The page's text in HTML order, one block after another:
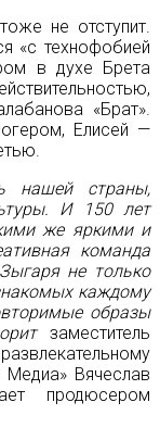
не отступит.
«с технофобией
в духе Брета
«Брат».
Елисей —
нашей страны,
И 150 лет
же яркими и
команда
не только
каждому
образы
заместитель
Медиа» Вячеслав
продюсером